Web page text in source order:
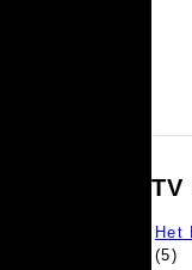
Het
(5)